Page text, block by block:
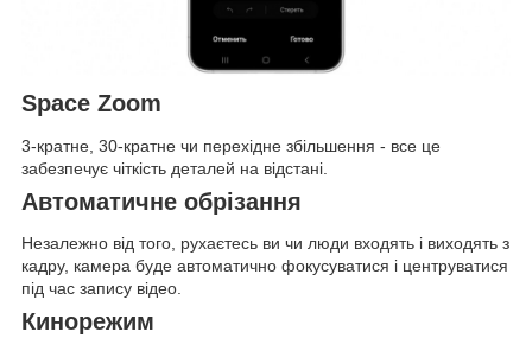
Space Zoom
3-кратне, 30-кратне чи перехідне збільшення - все це
забезпечує чіткість деталей на відстані.
Автоматичне обрізання
Незалежно від того, рухаєтесь ви чи люди входять і виходять з
кадру, камера буде автоматично фокусуватися і центруватися
під час запису відео.
Кинорежим